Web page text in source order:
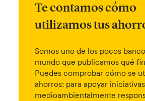
Te contamos cómo
utilizamos tus
Somos uno de los pocos
mundo que publicamos qué
Puedes comprobar cómo se
ahorros: para apoyar
medioambientalmente